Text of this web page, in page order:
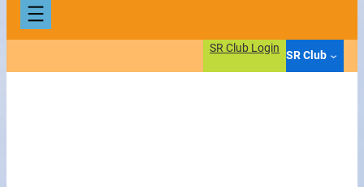
SR Club Login
SR Club